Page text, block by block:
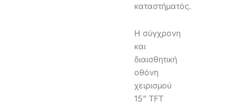
καταστήματός.
Η σύγχρονη
και
διαισθητική
οθόνη
χειρισμού
15” TFT